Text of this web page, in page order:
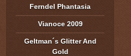
Ferndel Phantasia
Vianoce 2009
Geltman´s Glitter And
Gold